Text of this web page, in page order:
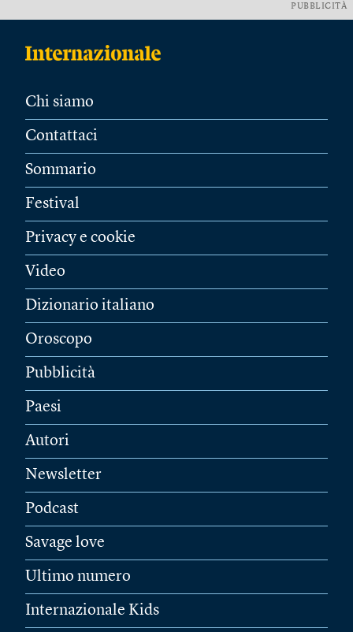
PUBBLICITÀ
Chi siamo
Contattaci
Sommario
Festival
Privacy e cookie
Video
Dizionario italiano
Oroscopo
Pubblicità
Paesi
Autori
Newsletter
Podcast
Savage love
Ultimo numero
Internazionale Kids